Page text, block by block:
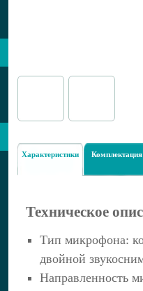
Характеристики Комплектация
Техническое
Тип микрофона:
двойной
Направленность